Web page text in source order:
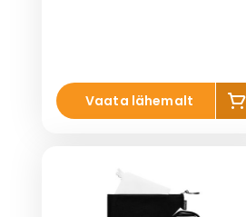
Vaata lähemalt
Li
s